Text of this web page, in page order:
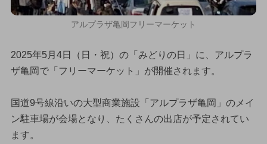
アルプラザ亀岡フリーマーケット
2025年5月4日（日・祝）の「みどりの日」に、アルプラ
ザ亀岡で「フリーマーケット」が開催されます。
国道9号線沿いの大型商業施設「アルプラザ亀岡」のメイ
ン駐車場が会場となり、たくさんの出店が予定されてい
ます。